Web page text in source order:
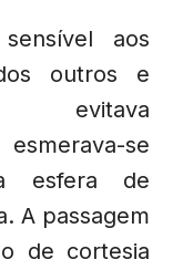
aos
outros e
evitava
se
esfera de
A passagem
de cortesia